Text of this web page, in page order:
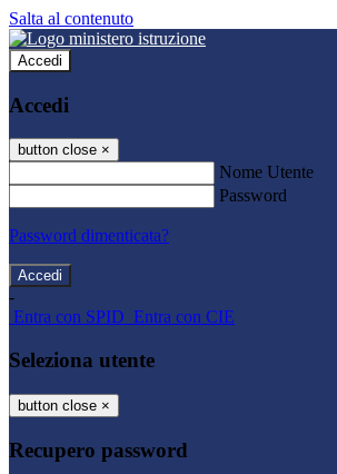
Salta al contenuto
Accedi
Accedi
button close ×
Nome Utente
Password
Password dimenticata?
-
Entra con SPID Entra con CIE
Seleziona utente
button close ×
Recupero password